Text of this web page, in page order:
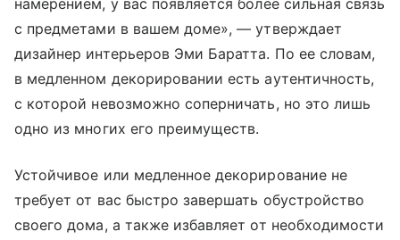
намерением, у вас появляется более сильная связь
с предметами в вашем доме», — утверждает
дизайнер интерьеров Эми Баратта. По ее словам,
в медленном декорировании есть аутентичность,
с которой невозможно соперничать, но это лишь
одно из многих его преимуществ.
Устойчивое или медленное декорирование не
требует от вас быстро завершать обустройство
своего дома, а также избавляет от необходимости